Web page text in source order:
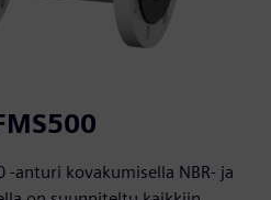
-anturi kovakumisella NBR- ja